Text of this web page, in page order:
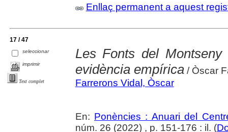
Enllaç permanent a aquest
17 / 47
seleccionar
imprimir
Text complet
Les Fonts del
evidència empírica/ Òscar
Farrerons Vidal, Òscar
En: Ponències : Anuari del
núm. 26 (2022) , p. 151-176 : il. (